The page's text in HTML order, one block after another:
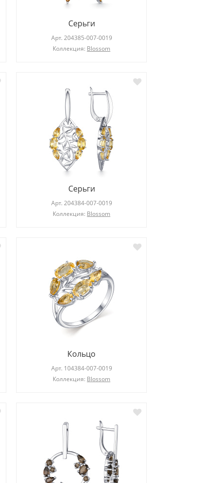
Коллекция:Diana
Серьги
Арт. 204385-007-0019
Коллекция: Blossom
Серьги
Арт. 204384-007-0019
Коллекция: Blossom
Кольцо
Арт. 104384-007-0019
Коллекция: Blossom